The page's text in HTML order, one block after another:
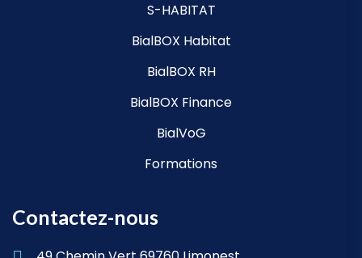
S-HABITAT
BialBOX Habitat
BialBOX RH
BialBOX Finance
BialVoG
Formations
Contactez-nous